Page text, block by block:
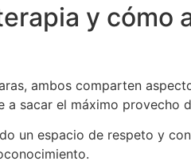
y cómo
ambos comparten
sacar el máximo provecho
un espacio de respeto y